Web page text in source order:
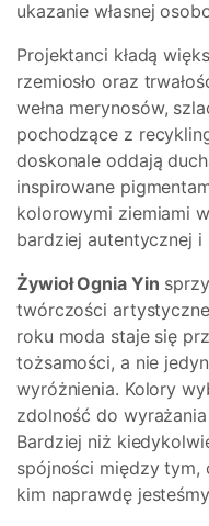
ukazanie własnej
Projektanci kładą
rzemiosło oraz
wełna merynosów,
pochodzące z
doskonale oddają
inspirowane
kolorowymi ziemiami
bardziej autentycznej
Żywioł Ognia Yin
twórczości
roku moda staje się
tożsamości, a nie
wyróżnienia. Kolory
zdolność do
Bardziej niż
spójności między tym,
kim naprawdę